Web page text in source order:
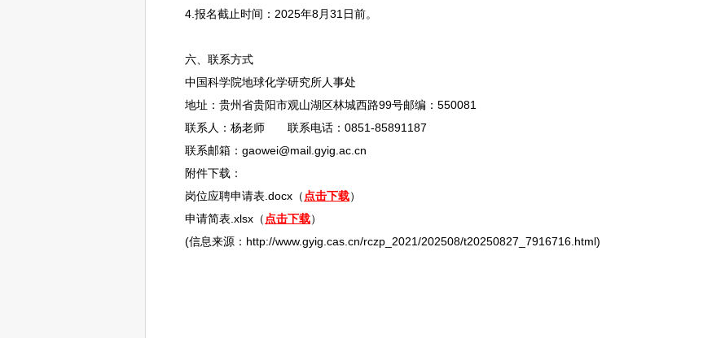
4.报名截止时间：2025年8月31日前。
六、联系方式
中国科学院地球化学研究所人事处
地址：贵州省贵阳市观山湖区林城西路99号邮编：550081
联系人：杨老师 联系电话：0851-85891187
联系邮箱：gaowei@mail.gyig.ac.cn
附件下载：
岗位应聘申请表.docx（ 点击下载）
申请简表.xlsx（ 点击下载）
(信息来源：http://www.gyig.cas.cn/rczp_2021/202508/t20250827_7916716.html)